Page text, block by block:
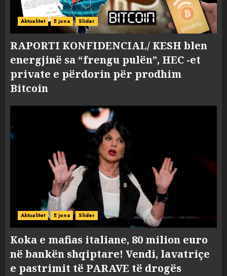
Aktualitet E jona Slider
RAPORTI KONFIDENCIAL/ KESH blen
energjinë sa “frengu pulën”, HEC -et
private e përdorin për prodhim
Bitcoin
Aktualitet E jona Slider
Koka e mafias italiane, 80 milion euro
në bankën shqiptare! Vendi, lavatriçe
e pastrimit të PARAVE të drogës